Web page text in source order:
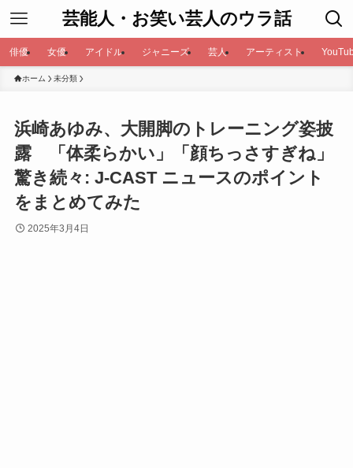
芸能人・お笑い芸人のウラ話
俳優 女優 アイドル ジャニーズ 芸人 アーティスト
ホーム 未分類
浜崎あゆみ、大開脚のトレーニング姿披
露 「体柔らかい」「顔ちっさすぎね」
驚き続々: J-CAST ニュースのポイント
をまとめてみた
2025年3月4日